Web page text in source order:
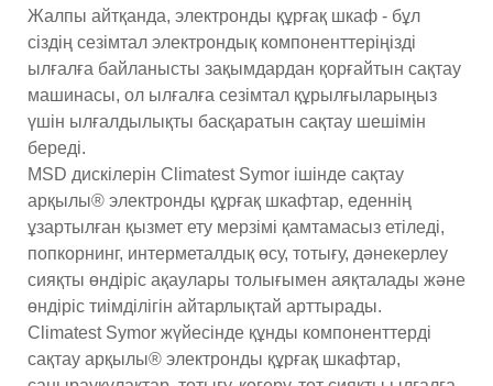
Жалпы айтқанда, электронды құрғақ шкаф - бұл
сіздің сезімтал электрондық компоненттеріңізді
ылғалға байланысты зақымдардан қорғайтын сақтау
машинасы, ол ылғалға сезімтал құрылғыларыңыз
үшін ылғалдылықты басқаратын сақтау шешімін
береді.
MSD дискілерін Climatest Symor ішінде сақтау
арқылы® электронды құрғақ шкафтар, еденнің
ұзартылған қызмет ету мерзімі қамтамасыз етіледі,
попкорнинг, интерметалдық өсу, тотығу, дәнекерлеу
сияқты өндіріс ақаулары толығымен аяқталады және
өндіріс тиімділігін айтарлықтай арттырады.
Climatest Symor жүйесінде құнды компоненттерді
сақтау арқылы® электронды құрғақ шкафтар,